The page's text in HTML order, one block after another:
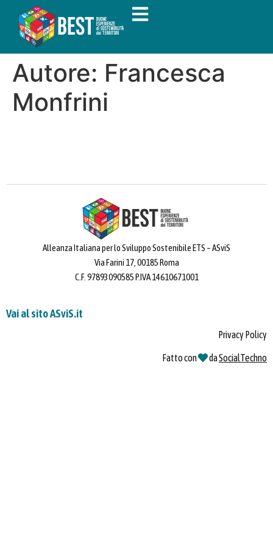
Autore: Francesca
Monfrini
Alleanza Italiana per lo Sviluppo Sostenibile ETS – ASviS
Via Farini 17, 00185 Roma
C.F. 97893090585 P.IVA 14610671001
Vai al sito ASviS.it
Privacy Policy
Fatto con daSocialTechno